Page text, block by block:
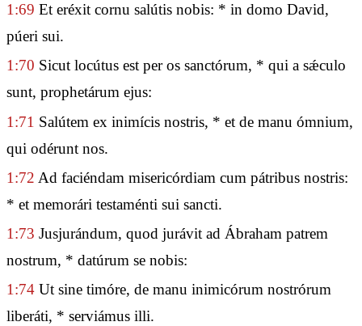
1:69 Et eréxit cornu salútis nobis: * in domo David,
púeri sui.
1:70 Sicut locútus est per os sanctórum, * qui a sǽculo
sunt, prophetárum ejus:
1:71 Salútem ex inimícis nostris, * et de manu ómnium,
qui odérunt nos.
1:72 Ad faciéndam misericórdiam cum pátribus nostris:
* et memorári testaménti sui sancti.
1:73 Jusjurándum, quod jurávit ad Ábraham patrem
nostrum, * datúrum se nobis:
1:74 Ut sine timóre, de manu inimicórum nostrórum
liberáti, * serviámus illi.